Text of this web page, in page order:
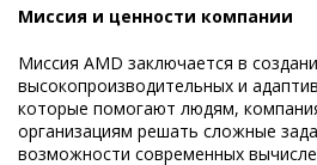
Миссия и ценности компании
Миссия AMD заключается в
высокопроизводительных и
которые помогают людям,
организациям решать сложные
возможности современных